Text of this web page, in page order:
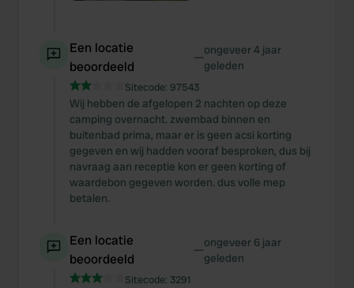
Een locatie
beoordeeld
—ongeveer 4 jaar
geleden
Sitecode: 97543
Wij hebben de afgelopen 2 nachten op deze
camping overnacht. zwembad binnen en
buitenbad prima, maar er is geen acsi korting
gegeven en wij hadden vooraf besproken, dus bij
navraag aan receptie kon er geen korting of
waardebon gegeven worden. dus volle mep
betalen.
Een locatie
beoordeeld
—ongeveer 6 jaar
geleden
Sitecode: 3291